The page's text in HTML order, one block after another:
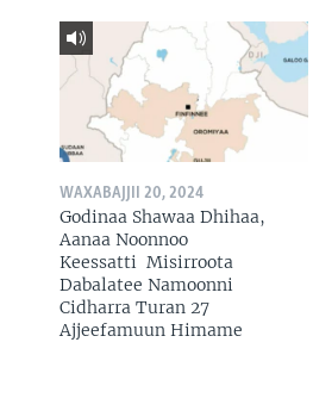
WAXABAJJII 20, 2024
Godinaa Shawaa Dhihaa,
Aanaa Noonnoo
Keessatti Misirroota
Dabalatee Namoonni
Cidharra Turan 27
Ajjeefamuun Himame